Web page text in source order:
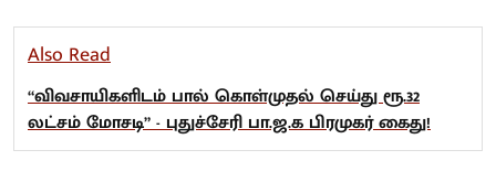
Also Read
“விவசாயிகளிடம் பால் கொள்முதல் செய்து ரூ.32
லட்சம் மோசடி” - புதுச்சேரி பா.ஜ.க பிரமுகர் கைது!